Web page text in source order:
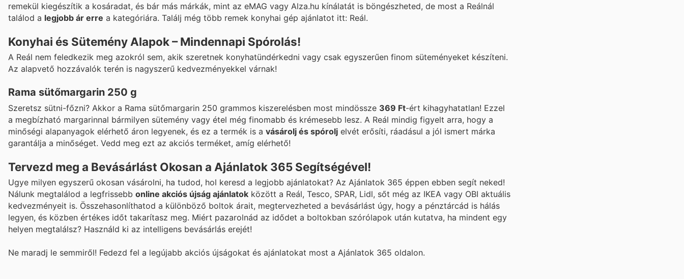
remekül kiegészítik a kosáradat, és bár más márkák, mint az eMAG vagy Alza.hu kínálatát is böngészheted, de most a Reálnál
találod a legjobb ár erre a kategóriára. Találj még több remek konyhai gép ajánlatot itt: Reál.
Konyhai és Sütemény Alapok – Mindennapi Spórolás!
A Reál nem feledkezik meg azokról sem, akik szeretnek konyhatündérkedni vagy csak egyszerűen finom süteményeket készíteni.
Az alapvető hozzávalók terén is nagyszerű kedvezményekkel várnak!
Rama sütőmargarin 250 g
Szeretsz sütni-főzni? Akkor a Rama sütőmargarin 250 grammos kiszerelésben most mindössze 369 Ft-ért kihagyhatatlan! Ezzel
a megbízható margarinnal bármilyen sütemény vagy étel még finomabb és krémesebb lesz. A Reál mindig figyelt arra, hogy a
minőségi alapanyagok elérhető áron legyenek, és ez a termék is a vásárolj és spórolj elvét erősíti, ráadásul a jól ismert márka
garantálja a minőséget. Vedd meg ezt az akciós terméket, amíg elérhető!
Tervezd meg a Bevásárlást Okosan a Ajánlatok 365 Segítségével!
Ugye milyen egyszerű okosan vásárolni, ha tudod, hol keresd a legjobb ajánlatokat? Az Ajánlatok 365 éppen ebben segít neked!
Nálunk megtalálod a legfrissebb online akciós újság ajánlatok között a Reál, Tesco, SPAR, Lidl, sőt még az IKEA vagy OBI aktuális
kedvezményeit is. Összehasonlíthatod a különböző boltok árait, megtervezheted a bevásárlást úgy, hogy a pénztárcád is hálás
legyen, és közben értékes időt takarítasz meg. Miért pazarolnád az idődet a boltokban szórólapok után kutatva, ha mindent egy
helyen megtalálsz? Használd ki az intelligens bevásárlás erejét!
Ne maradj le semmiről! Fedezd fel a legújabb akciós újságokat és ajánlatokat most a Ajánlatok 365 oldalon.